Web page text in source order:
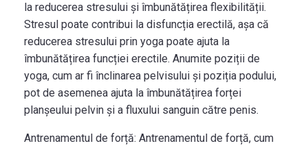
la reducerea stresului și îmbunătățirea flexibilității.
Stresul poate contribui la disfuncția erectilă, așa că
reducerea stresului prin yoga poate ajuta la
îmbunătățirea funcției erectile. Anumite poziții de
yoga, cum ar fi înclinarea pelvisului și poziția podului,
pot de asemenea ajuta la îmbunătățirea forței
planșeului pelvin și a fluxului sanguin către penis.
Antrenamentul de forță: Antrenamentul de forță, cum